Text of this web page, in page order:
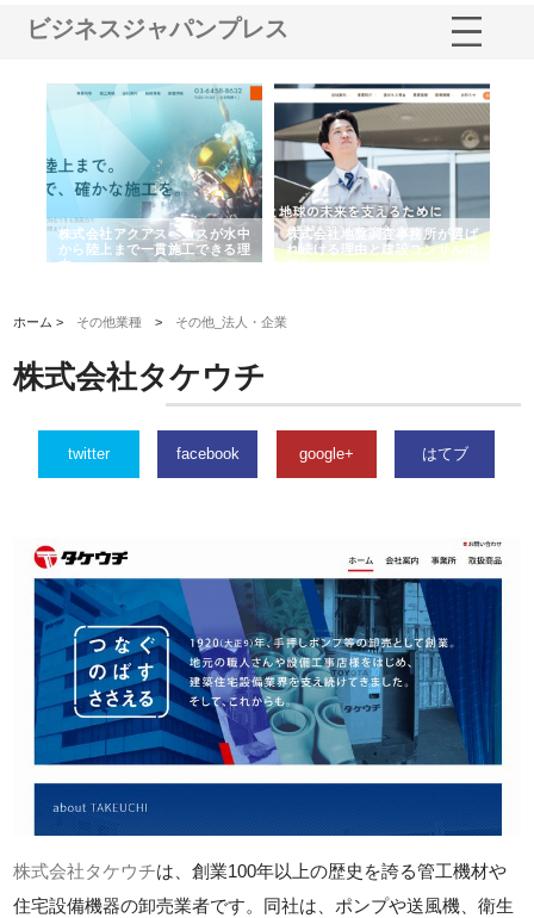
ビジネスジャパンプレス
株式会社アクアスペースが水中
から陸上まで一貫施工できる理
由
株式会社地盤調査事務所が選ば
れ続ける理由と建設コンサルの
強み
ホーム > その他業種 > その他_法人・企業
株式会社タケウチ
twitter facebook google+ はてブ
株式会社タケウチは、創業100年以上の歴史を誇る管工機材や
住宅設備機器の卸売業者です。同社は、ポンプや送風機、衛生